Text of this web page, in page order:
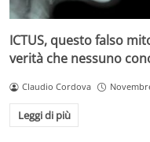
ICTUS, questo falso
verità che nessuno
Claudio Cordova
Leggi di più